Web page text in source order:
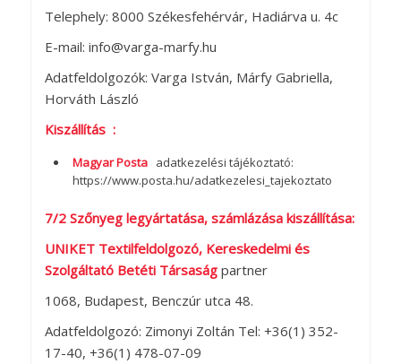
Telephely: 8000 Székesfehérvár, Hadiárva u. 4c
E-mail: info@varga-marfy.hu
Adatfeldolgozók: Varga István, Márfy Gabriella,
Horváth László
Kiszállítás :
Magyar Posta adatkezelési tájékoztató:
https://www.posta.hu/adatkezelesi_tajekoztato
7/2 Szőnyeg legyártatása, számlázása kiszállítása:
UNIKET Textilfeldolgozó, Kereskedelmi és
Szolgáltató Betéti Társaság partner
1068, Budapest, Benczúr utca 48.
Adatfeldolgozó: Zimonyi Zoltán Tel: +36(1) 352-
17-40, +36(1) 478-07-09